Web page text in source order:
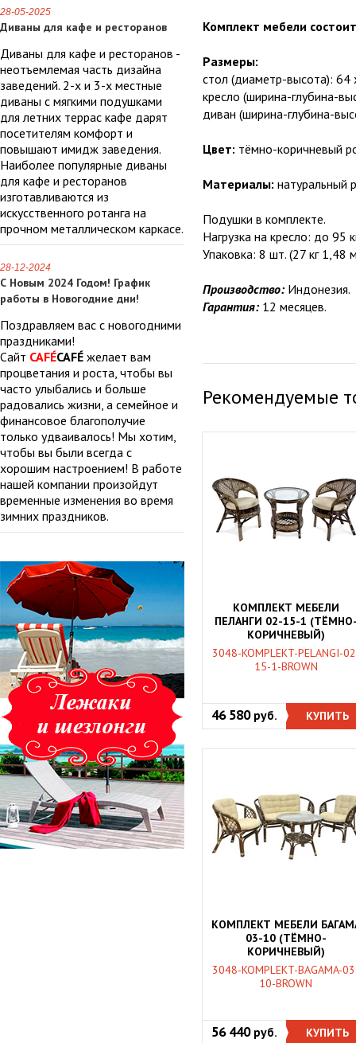
28-05-2025
Диваны для кафе и ресторанов
Диваны для кафе и ресторанов -
неотъемлемая часть дизайна
заведений. 2-х и 3-х местные
диваны с мягкими подушками
для летних террас кафе дарят
посетителям комфорт и
повышают имидж заведения.
Наиболее популярные диваны
для кафе и ресторанов
изготавливаются из
искусственного ротанга на
прочном металлическом каркасе.
28-12-2024
С Новым 2024 Годом! График
работы в Новогодние дни!
Поздравляем вас с новогодними
праздниками!
Сайт CAFÉCAFÉ желает вам
процветания и роста, чтобы вы
часто улыбались и больше
радовались жизни, а семейное и
финансовое благополучие
только удваивалось! Мы хотим,
чтобы вы были всегда с
хорошим настроением! В работе
нашей компании произойдут
временные изменения во время
зимних праздников.
Комплект мебели
Размеры:
стол (диаметр-высота): 64
кресло (ширина-глубина-
диван (ширина-глубина-
Цвет: тёмно-коричневый
Материалы: натуральный
Подушки в комплекте.
Нагрузка на кресло: до 95
Упаковка: 8 шт. (27 кг 1,48
Производство: Индонезия.
Гарантия: 12 месяцев.
Рекомендуемые
КОМПЛЕКТ МЕБЕЛИ
ПЕЛАНГИ 02-15-1
КОРИЧНЕВЫЙ)
3048-KOMPLEKT-PELANGI-
15-1-BROWN
46 580 руб. КУПИТЬ
КОМПЛЕКТ МЕБЕЛИ
03-10 (ТЁМНО-
КОРИЧНЕВЫЙ)
3048-KOMPLEKT-BAGAMA-
10-BROWN
56 440 руб. КУПИТЬ